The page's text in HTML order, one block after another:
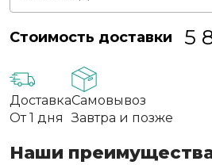
Стоимость доставки 5
Доставка
От 1 дня
Самовывоз
Завтра и позже
Наши